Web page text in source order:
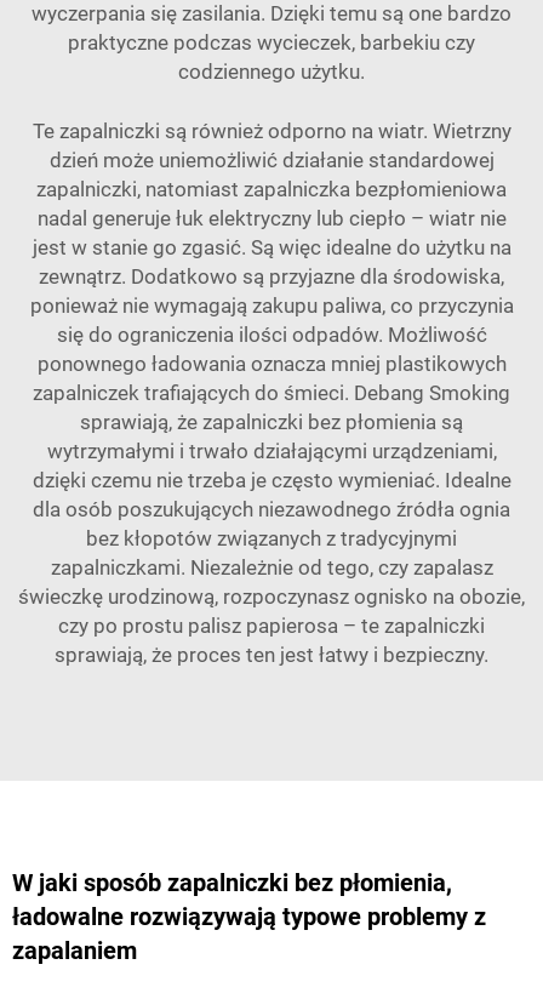
wyczerpania się zasilania. Dzięki temu są one bardzo
praktyczne podczas wycieczek, barbekiu czy
codziennego użytku.
Te zapalniczki są również odporno na wiatr. Wietrzny
dzień może uniemożliwić działanie standardowej
zapalniczki, natomiast zapalniczka bezpłomieniowa
nadal generuje łuk elektryczny lub ciepło – wiatr nie
jest w stanie go zgasić. Są więc idealne do użytku na
zewnątrz. Dodatkowo są przyjazne dla środowiska,
ponieważ nie wymagają zakupu paliwa, co przyczynia
się do ograniczenia ilości odpadów. Możliwość
ponownego ładowania oznacza mniej plastikowych
zapalniczek trafiających do śmieci. Debang Smoking
sprawiają, że zapalniczki bez płomienia są
wytrzymałymi i trwało działającymi urządzeniami,
dzięki czemu nie trzeba je często wymieniać. Idealne
dla osób poszukujących niezawodnego źródła ognia
bez kłopotów związanych z tradycyjnymi
zapalniczkami. Niezależnie od tego, czy zapalasz
świeczkę urodzinową, rozpoczynasz ognisko na obozie,
czy po prostu palisz papierosa – te zapalniczki
sprawiają, że proces ten jest łatwy i bezpieczny.
W jaki sposób zapalniczki bez płomienia,
ładowalne rozwiązywają typowe problemy z
zapalaniem